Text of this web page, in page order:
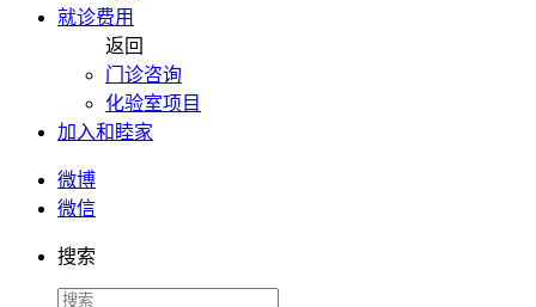
就诊费用
返回
门诊咨询
化验室项目
加入和睦家
微博
微信
搜索